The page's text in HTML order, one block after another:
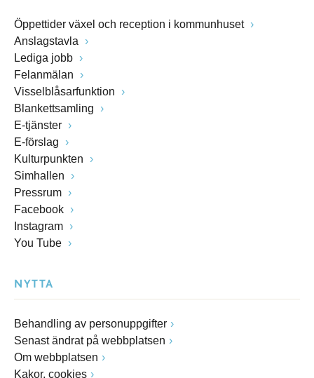
Öppettider växel och reception i kommunhuset
Anslagstavla
Lediga jobb
Felanmälan
Visselblåsarfunktion
Blankettsamling
E-tjänster
E-förslag
Kulturpunkten
Simhallen
Pressrum
Facebook
Instagram
You Tube
NYTTA
Behandling av personuppgifter
Senast ändrat på webbplatsen
Om webbplatsen
Kakor, cookies